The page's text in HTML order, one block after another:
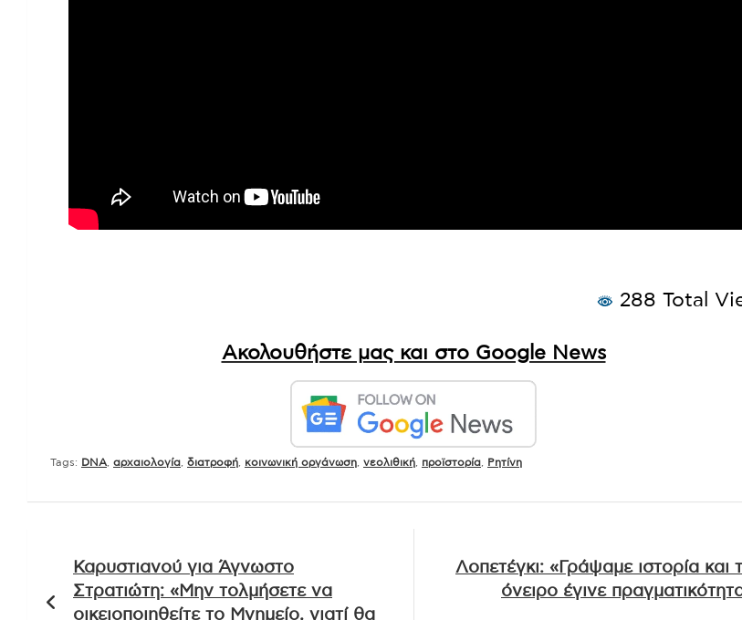
288 Total
Ακολουθήστε μας και στο Google News
Tags: DNA αρχαιολογία διατροφή κοινωνική οργάνωση νεολιθική προϊστορία Ρητίνη
άρθρων
Καρυστιανού για Άγνωστο
Στρατιώτη: «Μην τολμήσετε να
οικειοποιηθείτε το Μνημείο, γιατί θα
Λοπετέγκι: «Γράψαμε ιστορία και
όνειρο έγινε